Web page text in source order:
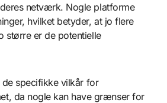
netværk. Nogle platforme
hvilket betyder, at jo flere
større er de potentielle
specifikke vilkår for
da nogle kan have grænser for